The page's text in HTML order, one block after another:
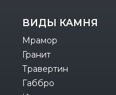
ВИДЫ КАМНЯ
Мрамор
Гранит
Травертин
Габбро